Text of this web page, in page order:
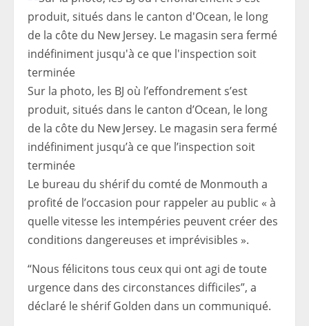
Sur la photo, les BJ où l’effondrement s’est
produit, situés dans le canton d’Ocean, le long
de la côte du New Jersey. Le magasin sera fermé
indéfiniment jusqu’à ce que l’inspection soit
terminée
Le bureau du shérif du comté de Monmouth a
profité de l’occasion pour rappeler au public « à
quelle vitesse les intempéries peuvent créer des
conditions dangereuses et imprévisibles ».
“Nous félicitons tous ceux qui ont agi de toute
urgence dans des circonstances difficiles”, a
déclaré le shérif Golden dans un communiqué.